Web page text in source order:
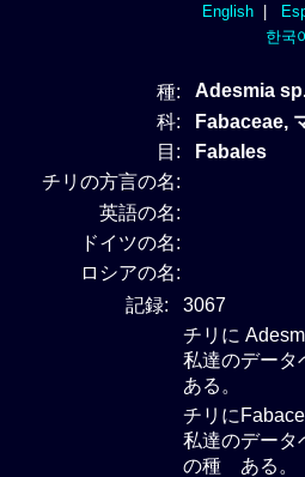
English|
한국
種:
Adesmia
科:
Fabaceae,
目:
Fabales
チリの方言の名:
英語の名:
ドイツの名:
ロシアの名:
記録:
3067
チリに
私達のデータ
ある。
チリに
私達のデータ
の種 ある。